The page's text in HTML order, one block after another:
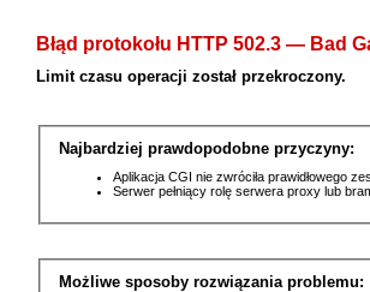
Błąd protokołu HTTP 502.3 — Bad
Limit czasu operacji został przekroczony.
Najbardziej prawdopodobne przyczyny:
Aplikacja CGI nie zwróciła prawidłowego
Serwer pełniący rolę serwera proxy lub
Możliwe sposoby rozwiązania problemu: